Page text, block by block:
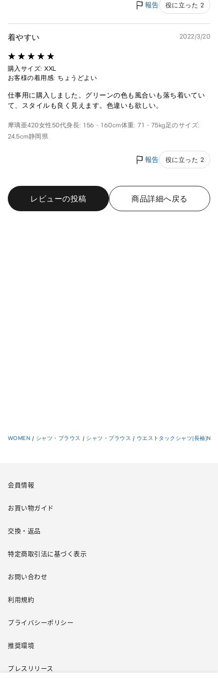
報告 役に立った 2
着やすい 2022/3/20
購入サイズ: XXL
お客様の着用感: ちょうどよい
仕事用に購入しました。グリーンの色も風合いも落ち着いてい
て、スタイルも良く見えます。色違いも欲しい。
摩璃亜420女性50代身長: 156 - 160cm体重: 71 - 75kg足のサイズ:
24.5cm静岡県
報告 役に立った 2
レビューの投稿 商品詳細へ戻る
WOMEN / シャツ・ブラウス / シャツ・ブラウス / ウエストタックシャツ(長袖
会員情報
お買い物ガイド
交換・返品
特定商取引法に基づく表示
お問い合わせ
利用規約
プライバシーポリシー
推奨環境
プレスリリース